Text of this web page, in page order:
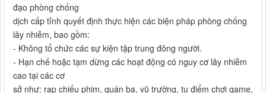
đạo phòng chống
dịch cấp tỉnh quyết định thực hiện các biện pháp phòng chống
lây nhiễm, bao gồm:
- Không tổ chức các sự kiện tập trung đông người.
- Hạn chế hoặc tạm dừng các hoạt động có nguy cơ lây nhiễm
cao tại các cơ
sở như: rạp chiếu phim, quán ba, vũ trường, tụ điểm chơi game,